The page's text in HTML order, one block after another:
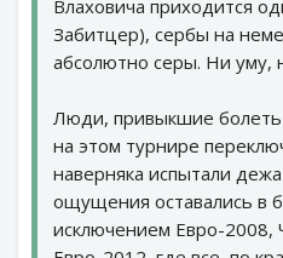
Влаховича приходится
Забитцер), сербы на
абсолютно серы. Ни уму,
Люди, привыкшие болеть
на этом турнире
наверняка испытали
ощущения оставались в
исключением Евро-